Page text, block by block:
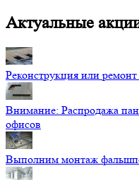
Актуальные
Реконструкция или
Внимание: Распродажа
офисов
Выполним монтаж